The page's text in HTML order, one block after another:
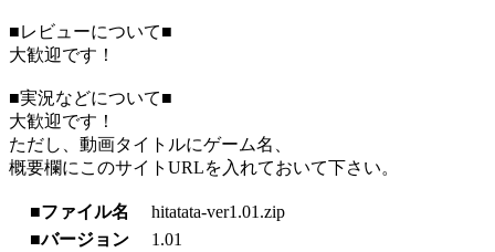
■レビューについて■
大歓迎です！
■実況などについて■
大歓迎です！
ただし、動画タイトルにゲーム名、
概要欄にこのサイトURLを入れておいて下さい。
■ファイル名
hitatata-ver1.01.zip
■バージョン
1.01